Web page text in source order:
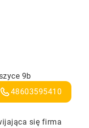
9b
48603595410
się firma